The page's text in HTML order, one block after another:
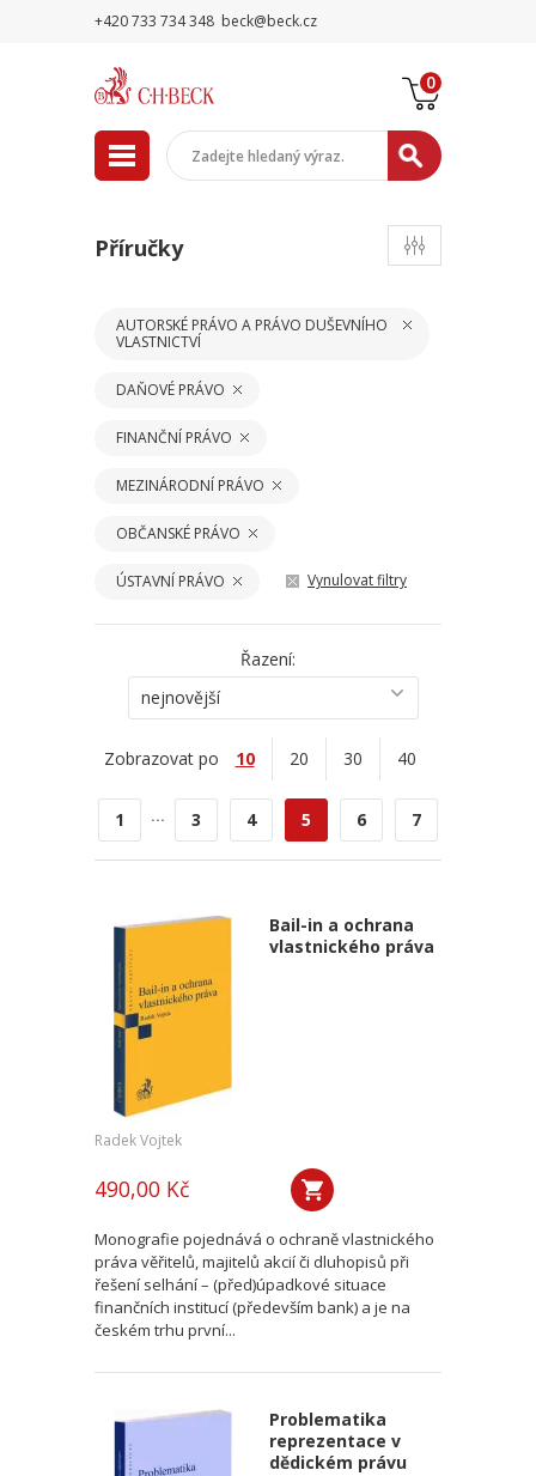
+420 733 734 348 beck@beck.cz
0
Příručky
AUTORSKÉ PRÁVO A PRÁVO DUŠEVNÍHO
VLASTNICTVÍ
DAŇOVÉ PRÁVO
FINANČNÍ PRÁVO
MEZINÁRODNÍ PRÁVO
OBČANSKÉ PRÁVO
ÚSTAVNÍ PRÁVO Vynulovat filtry
Řazení:
nejnovější
Zobrazovat po 10 20 30 40
1 ... 3 4 5 6 7
Bail-in a ochrana
vlastnického práva
Radek Vojtek
490,00 Kč
Monografie pojednává o ochraně vlastnického
práva věřitelů, majitelů akcií či dluhopisů při
řešení selhání – (před)úpadkové situace
finančních institucí (především bank) a je na
českém trhu první...
Problematika
reprezentace v
dědickém právu